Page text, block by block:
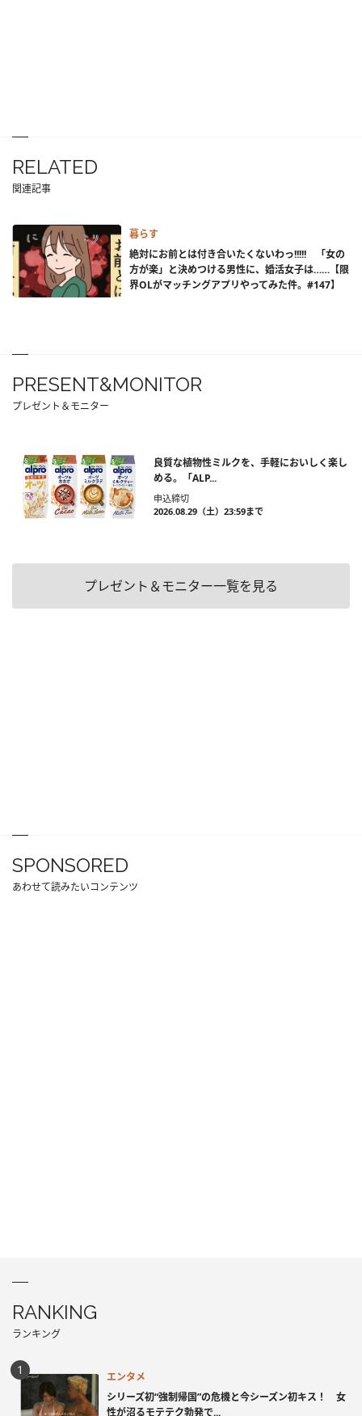
RELATED
関連記事
暮らす
絶対にお前とは付き合いたくないわっ!!!!! 「女の
方が楽」と決めつける男性に、婚活女子は……【限
界OLがマッチングアプリやってみた件。#147】
PRESENT&MONITOR
プレゼント＆モニター
良質な植物性ミルクを、手軽においしく楽し
める。「ALP...
申込締切
2026.08.29（土）23:59まで
プレゼント＆モニター一覧を見る
SPONSORED
あわせて読みたいコンテンツ
RANKING
ランキング
エンタメ
シリーズ初“強制帰国”の危機と今シーズン初キス！ 女
性が沼るモテテク勃発で...